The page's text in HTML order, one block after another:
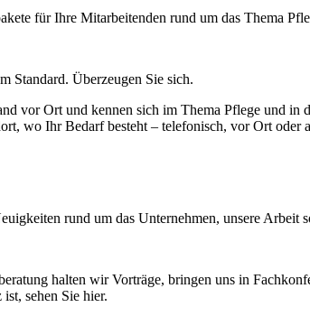
für Ihre Mitarbeitenden rund um das Thema
Standard. Überzeugen Sie sich.
vor Ort und kennen sich im Thema Pflege und
wo Ihr Bedarf besteht – telefonisch, vor Ort oder
rund um das Unternehmen, unsere Arbeit
halten wir Vorträge, bringen uns in
sehen Sie hier.